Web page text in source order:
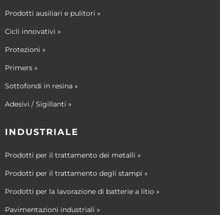
Prodotti ausiliari e pulitori »
Cicli innovativi »
Protezioni »
Primers »
Sottofondi in resina »
Adesivi / Sigillanti »
INDUSTRIALE
Prodotti per il trattamento dei metalli »
Prodotti per il trattamento degli stampi »
Prodotti per la lavorazione di batterie a litio »
Pavimentazioni industriali »